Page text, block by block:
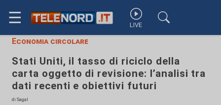
☰ LIVE
Economia circolare
Stati Uniti, il tasso di riciclo della
carta oggetto di revisione: l’analisi tra
dati recenti e obiettivi futuri
di Sagal